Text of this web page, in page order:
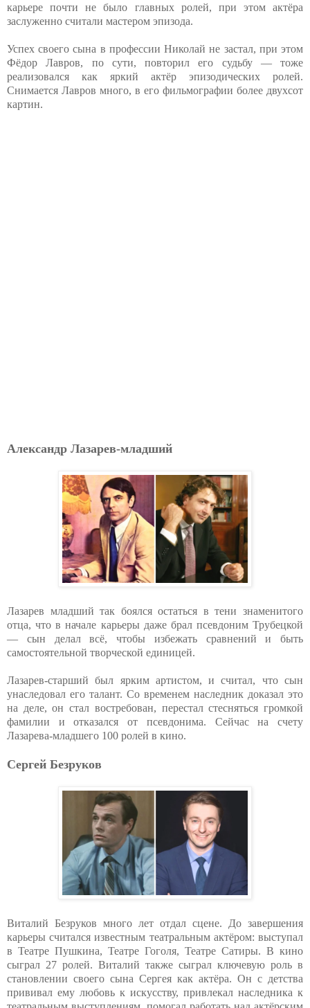
карьере почти не было главных ролей, при этом актёра
заслуженно считали мастером эпизода.
Успех своего сына в профессии Николай не застал, при этом
Фёдор Лавров, по сути, повторил его судьбу — тоже
реализовался как яркий актёр эпизодических ролей.
Снимается Лавров много, в его фильмографии более двухсот
картин.
Александр Лазарев-младший
Лазарев младший так боялся остаться в тени знаменитого
отца, что в начале карьеры даже брал псевдоним Трубецкой
— сын делал всё, чтобы избежать сравнений и быть
самостоятельной творческой единицей.
Лазарев-старший был ярким артистом, и считал, что сын
унаследовал его талант. Со временем наследник доказал это
на деле, он стал востребован, перестал стесняться громкой
фамилии и отказался от псевдонима. Сейчас на счету
Лазарева-младшего 100 ролей в кино.
Сергей Безруков
Виталий Безруков много лет отдал сцене. До завершения
карьеры считался известным театральным актёром: выступал
в Театре Пушкина, Театре Гоголя, Театре Сатиры. В кино
сыграл 27 ролей. Виталий также сыграл ключевую роль в
становлении своего сына Сергея как актёра. Он с детства
прививал ему любовь к искусству, привлекал наследника к